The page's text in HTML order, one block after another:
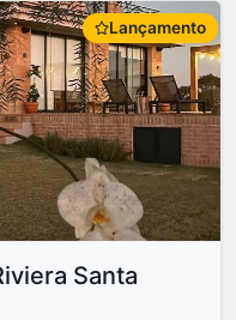
Lançamento
Santa